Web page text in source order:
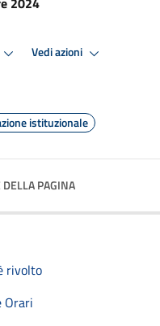
Vedi azioni
istituzionale
PAGINA
rivolto
Orari